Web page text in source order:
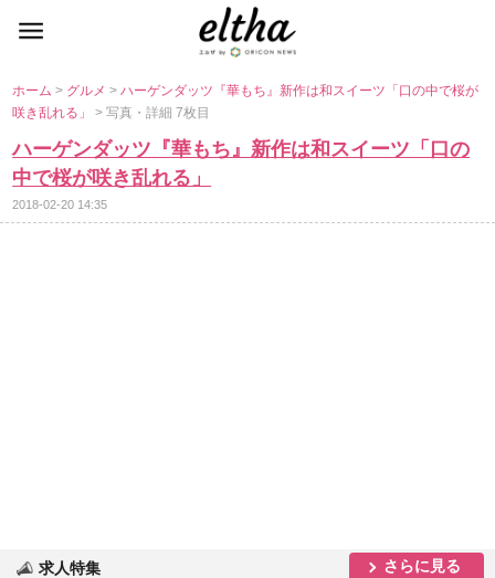
ホーム> グルメ>ハーゲンダッツ『華もち』新作は和スイーツ「口の中で桜が
咲き乱れる」> 写真・詳細 7枚目
ハーゲンダッツ『華もち』新作は和スイーツ「口の
中で桜が咲き乱れる」
2018-02-20 14:35
求人特集 さらに見る